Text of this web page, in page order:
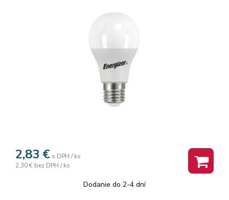
2,83 € s DPH / ks
2,30 € bez DPH / ks
Dodanie do 2-4 dní